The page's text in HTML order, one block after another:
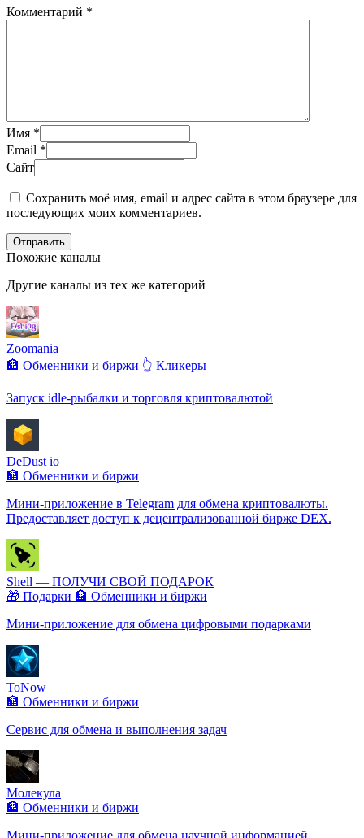
Комментарий *
Имя *
Email *
Сайт
Сохранить моё имя, email и адрес сайта в этом браузере для
последующих моих комментариев.
Отправить
Похожие каналы
Другие каналы из тех же категорий
Zoomania
🏦 Обменники и биржи 👆 Кликеры
Запуск idle-рыбалки и торговля криптовалютой
DeDust io
🏦 Обменники и биржи
Мини-приложение в Telegram для обмена криптовалюты.
Предоставляет доступ к децентрализованной бирже DEX.
Shell — ПОЛУЧИ СВОЙ ПОДАРОК
🎁 Подарки 🏦 Обменники и биржи
Мини-приложение для обмена цифровыми подарками
ToNow
🏦 Обменники и биржи
Сервис для обмена и выполнения задач
Молекула
🏦 Обменники и биржи